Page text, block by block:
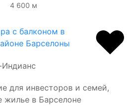
4 600 м
с балконом в
Барселоны
для инвесторов и семей,
в Барселоне